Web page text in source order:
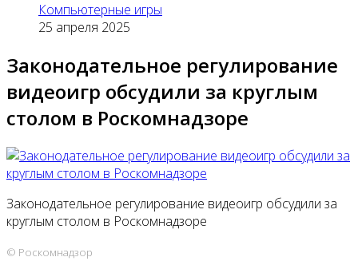
Компьютерные игры
25 апреля 2025
Законодательное регулирование
видеоигр обсудили за круглым
столом в Роскомнадзоре
Законодательное регулирование видеоигр обсудили за
круглым столом в Роскомнадзоре
© Роскомнадзор